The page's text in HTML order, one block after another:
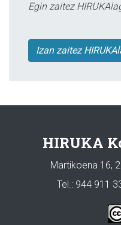
Egin zaitez
Izan zaitez
HIRUKA
Martikoena 16,
Tel.: 944 911